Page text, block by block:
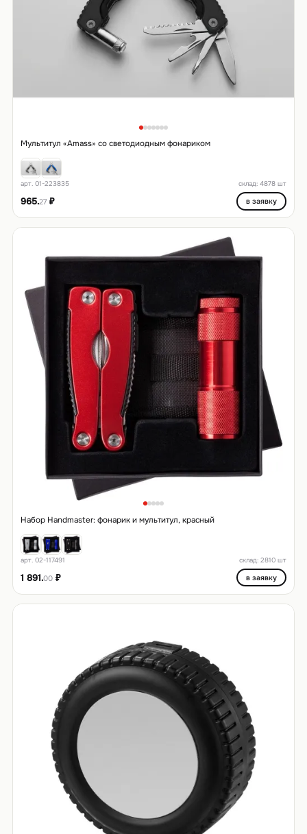
Мультитул «Amass» со светодиодным фонариком
арт. 01-223835 склад: 4878 шт
965.27₽ в заявку
Набор Handmaster: фонарик и мультитул, красный
арт. 02-117491 склад: 2810 шт
1 891.00₽ в заявку